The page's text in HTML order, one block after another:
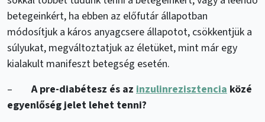
betegeinkért, ha ebben az előfutár állapotban
módosítjuk a káros anyagcsere állapotot, csökkentjük a
súlyukat, megváltoztatjuk az életüket, mint már egy
kialakult manifeszt betegség esetén.
–A pre-diabétesz és az inzulinrezisztencia közé
egyenlőség jelet lehet tenni?